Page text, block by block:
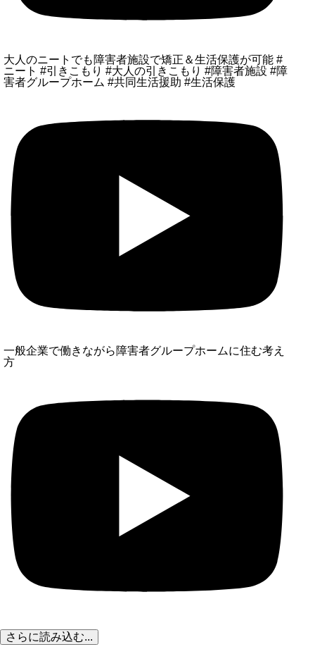
大人のニートでも障害者施設で矯正＆生活保護が可能 #
ニート #引きこもり #大人の引きこもり #障害者施設 #障
害者グループホーム #共同生活援助 #生活保護
一般企業で働きながら障害者グループホームに住む考え
方
さらに読み込む...